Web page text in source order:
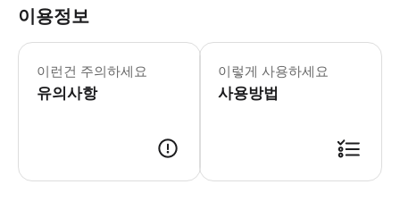
이용정보
이런건 주의하세요
유의사항
이렇게 사용하세요
사용방법